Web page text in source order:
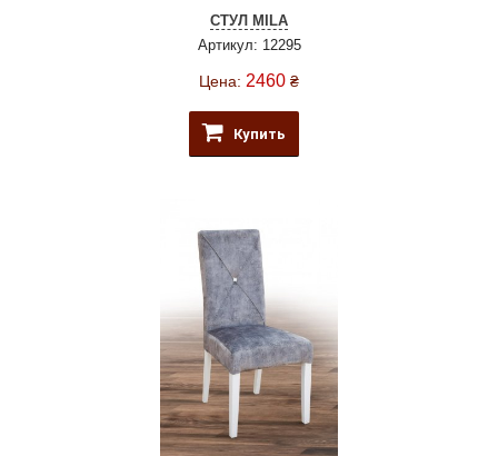
СТУЛ MILA
Артикул: 12295
Цена: 2460 ₴
Купить